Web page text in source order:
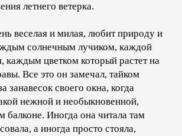
летнего ветерка.
веселая и милая, любит природу и
солнечным лучиком, каждой
каждым цветком который растет на
Все это он замечал, тайком
занавесок своего окна, когда
нежной и необыкновенной,
балконе. Иногда она читала там
а иногда просто стояла,